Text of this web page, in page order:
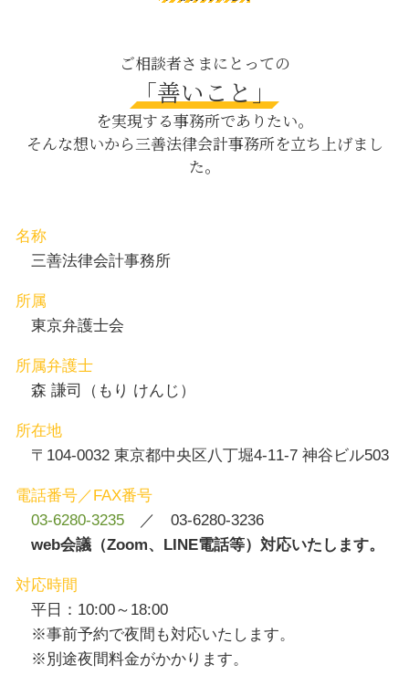
弁護士 顧問契約
ハラスメント 弊害
議決権 行使
生命保険 遺産分割
相続放棄 デメリット
公正証書遺言 費用
器物損壊 罪
交通事故 新宿区 弁護士
企業法務 渋谷区 弁護士
親権取得 茅場町 相談
養育費 新宿区 弁護士
債権回収 八丁堀 弁護士
内容証明郵便 目黒区 相談
相続 茅場町 弁護士
M&A 茅場町 相談
ご相談者さまにとっての
「善いこと」
を実現する事務所でありたい。
そんな想いから三善法律会計事務所を立ち上げまし
た。
名称
三善法律会計事務所
所属
東京弁護士会
所属弁護士
森 謙司（もり けんじ）
所在地
〒104-0032 東京都中央区八丁堀4-11-7 神谷ビル503
電話番号／FAX番号
03-6280-3235 ／ 03-6280-3236
web会議（Zoom、LINE電話等）対応いたします。
対応時間
平日：10:00～18:00
※事前予約で夜間も対応いたします。
※別途夜間料金がかかります。